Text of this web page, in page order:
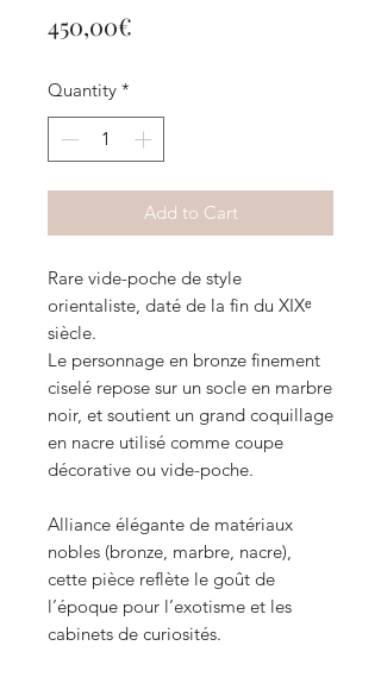
450,00€
Quantity *
Add to Cart
Rare vide-poche de style
orientaliste, daté de la fin du XIXᵉ
siècle.
Le personnage en bronze finement
ciselé repose sur un socle en marbre
noir, et soutient un grand coquillage
en nacre utilisé comme coupe
décorative ou vide-poche.
Alliance élégante de matériaux
nobles (bronze, marbre, nacre),
cette pièce reflète le goût de
l’époque pour l’exotisme et les
cabinets de curiosités.